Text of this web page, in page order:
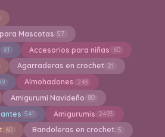
Mascotas 57
61 Accesorios para niñas 60
Agarraderas en crochet 21
Almohadones 248
Amigurumi Navideño 80
541 Amigurumis 2493
60 Bandoleras en crochet 5